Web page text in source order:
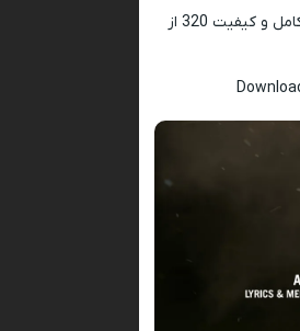
همراه با متن کامل و کیفیت 320 از